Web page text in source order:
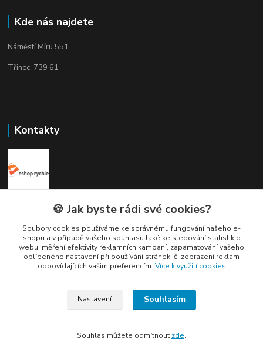
Kde nás najdete
Náměstí Míru 551
Třinec, 739 61
Kontakty
Petr Nedvídek
+420 775688827 +420 737670415
(Po-Pá, 9-16 hod.)
🍪 Jak byste rádi své cookies?
Soubory cookies používáme ke správnému fungování našeho e-
shopu a v případě vašeho souhlasu také ke sledování statistik o
webu, měření efektivity reklamních kampaní, zapamatování vašeho
oblíbeného nastavení při používání stránek, či zobrazení reklam
odpovídajících vašim preferencím. Více k využití cookies
Nastavení Souhlasím
Souhlas můžete odmítnout zde.